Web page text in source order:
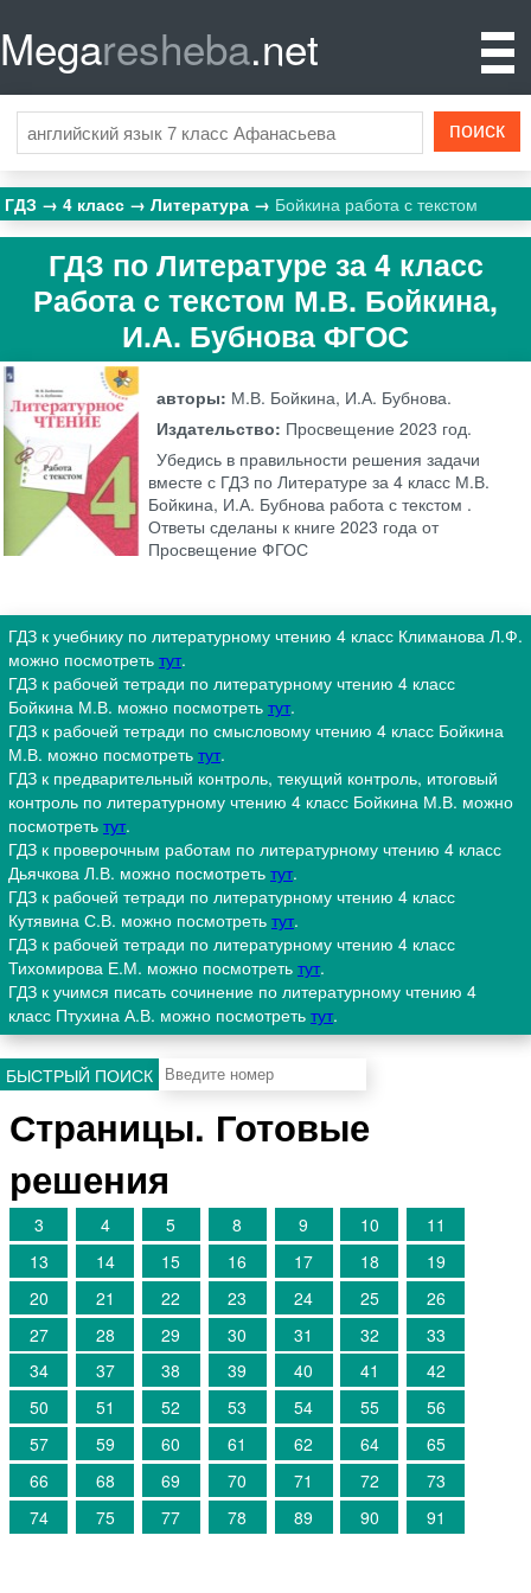
Megaresheba.net
ГДЗ 4 класс Литература Бойкина работа с текстом
ГДЗ по Литературе за 4 класс
Работа с текстом М.В. Бойкина,
И.А. Бубнова ФГОС
авторы: М.В. Бойкина, И.А. Бубнова.
Издательство: Просвещение 2023 год.
Убедись в правильности решения задачи
вместе с ГДЗ по Литературе за 4 класс М.В.
Бойкина, И.А. Бубнова работа с текстом .
Ответы сделаны к книге 2023 года от
Просвещение ФГОС
ГДЗ к учебнику по литературному чтению 4 класс Климанова Л.Ф.
можно посмотреть тут.
ГДЗ к рабочей тетради по литературному чтению 4 класс
Бойкина М.В. можно посмотреть тут.
ГДЗ к рабочей тетради по смысловому чтению 4 класс Бойкина
М.В. можно посмотреть тут.
ГДЗ к предварительный контроль, текущий контроль, итоговый
контроль по литературному чтению 4 класс Бойкина М.В. можно
посмотреть тут.
ГДЗ к проверочным работам по литературному чтению 4 класс
Дьячкова Л.В. можно посмотреть тут.
ГДЗ к рабочей тетради по литературному чтению 4 класс
Кутявина С.В. можно посмотреть тут.
ГДЗ к рабочей тетради по литературному чтению 4 класс
Тихомирова Е.М. можно посмотреть тут.
ГДЗ к учимся писать сочинение по литературному чтению 4
класс Птухина А.В. можно посмотреть тут.
БЫСТРЫЙ ПОИСК
Страницы. Готовые
решения
3 4 5 8 9 10
11
13
14 15 16 17 18
19
20
21 22 23 24 25
26
27
28 29 30 31 32
33
34
37 38 39 40 41
42
50
51 52 53 54 55
56
57
59 60 61 62 64
65
66
68 69 70 71 72
73
74
75 77 78 89 90 91